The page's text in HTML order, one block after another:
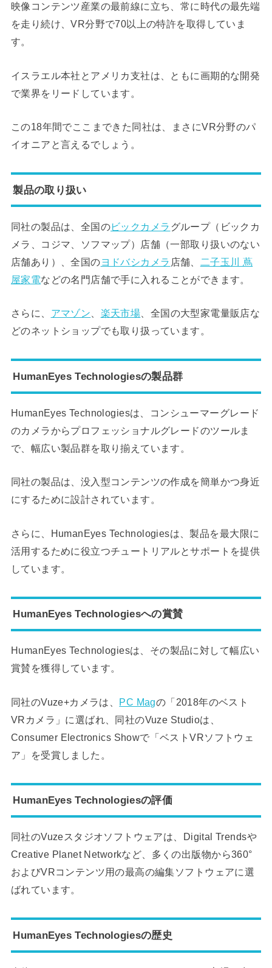
映像コンテンツ産業の最前線に立ち、常に時代の最先端
を走り続け、VR分野で70以上の特許を取得していま
す。
イスラエル本社とアメリカ支社は、ともに画期的な開発
で業界をリードしています。
この18年間でここまできた同社は、まさにVR分野のパ
イオニアと言えるでしょう。
製品の取り扱い
同社の製品は、全国のビックカメラ グループ（ビックカ
メラ、コジマ、ソフマップ）店舗（一部取り扱いのない
店舗あり）、全国のヨドバシカメラ 店舗、
二子玉川 蔦
屋家電などの名門店舗で手に入れることができます。
さらに、 アマゾン 楽天市場 、全国の大型家電量販店な
どのネットショップでも取り扱っています。
HumanEyes Technologiesの製品群
HumanEyes Technologiesは、コンシューマーグレード
のカメラからプロフェッショナルグレードのツールま
で、幅広い製品群を取り揃えています。
同社の製品は、没入型コンテンツの作成を簡単かつ身近
にするために設計されています。
さらに、HumanEyes Technologiesは、製品を最大限に
活用するために役立つチュートリアルとサポートを提供
しています。
HumanEyes Technologiesへの賞賛
HumanEyes Technologiesは、その製品に対して幅広い
賞賛を獲得しています。
同社のVuze+カメラは、 PC Magの「2018年のベスト
VRカメラ」に選ばれ、同社のVuze Studioは、
Consumer Electronics Showで「ベストVRソフトウェ
ア」を受賞しました。
HumanEyes Technologiesの評価
同社のVuzeスタジオソフトウェアは、Digital Trendsや
Creative Planet Networkなど、多くの出版物から360°
およびVRコンテンツ用の最高の編集ソフトウェアに選
ばれています。
HumanEyes Technologiesの歴史